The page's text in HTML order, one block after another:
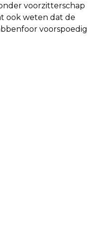
voorzitterschap
ook weten dat de
voorspoedig